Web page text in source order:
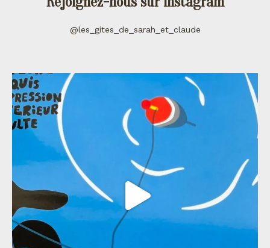
@les_gites_de_sarah_et_claude
les_gites_de_sarah_et_claude